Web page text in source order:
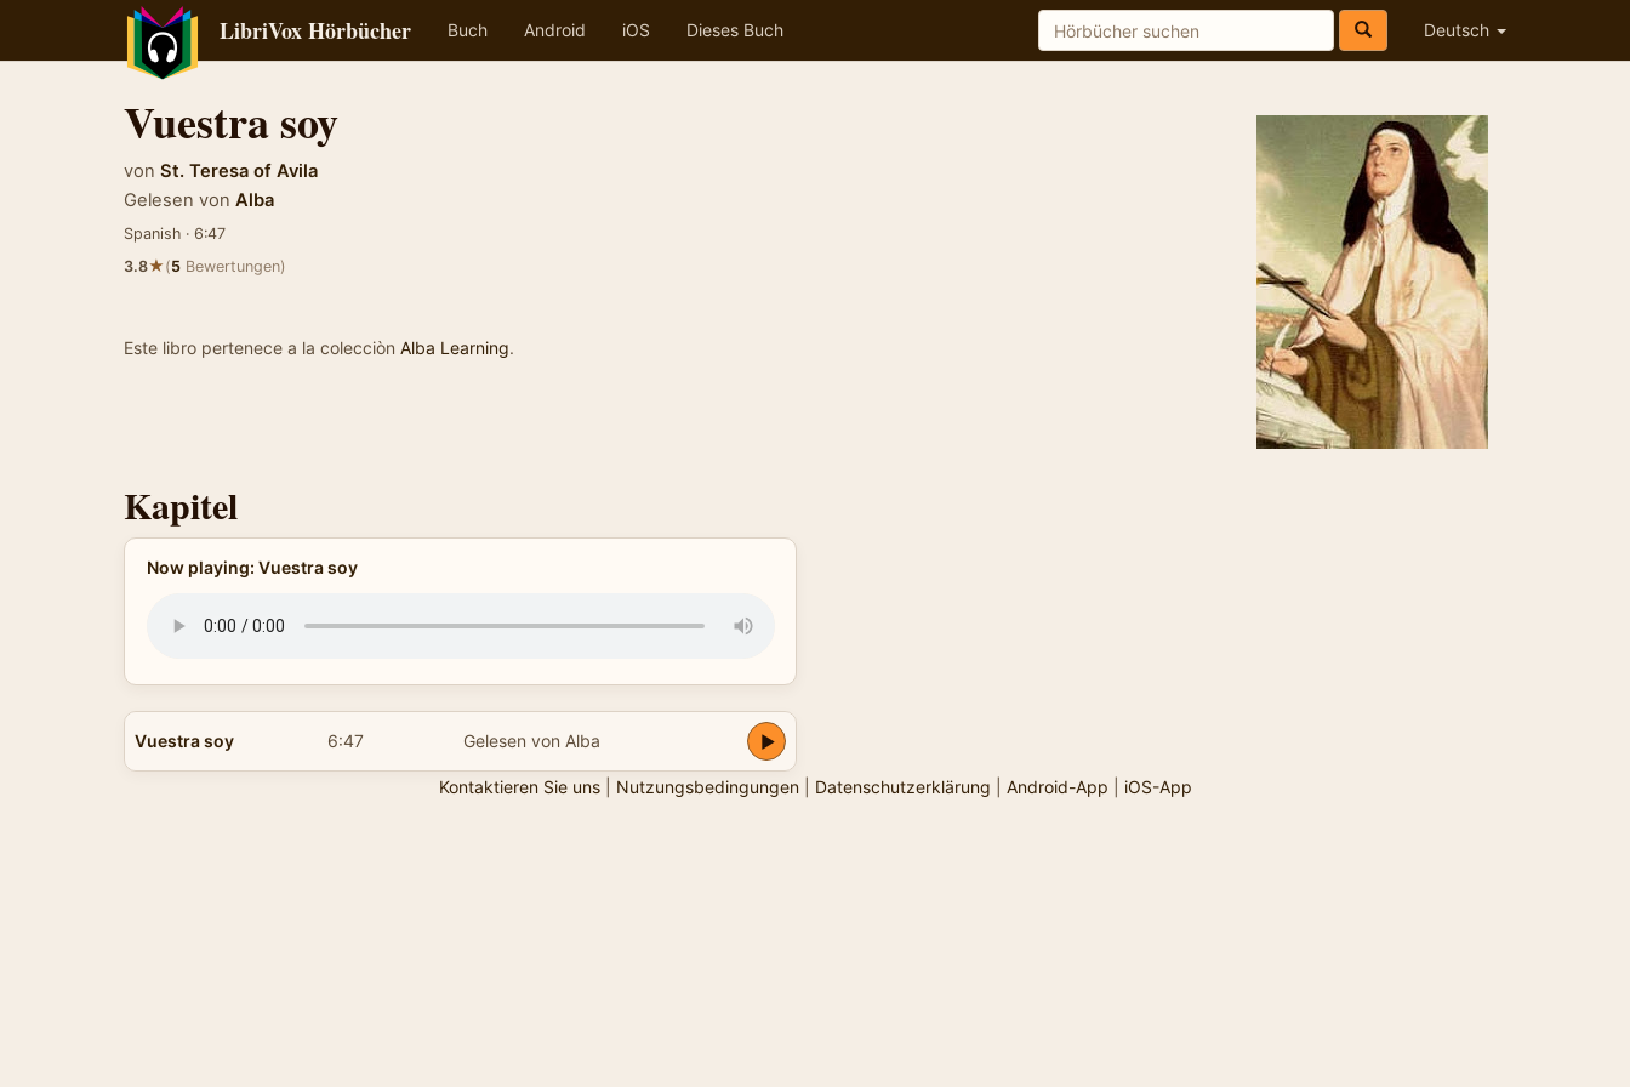
LibriVox Hörbücher Buch Android iOS Dieses Buch Deutsch
Vuestra soy
von St. Teresa of Avila
Gelesen von Alba
Spanish · 6:47
3.8★(5 Bewertungen)
Este libro pertenece a la colecciòn Alba Learning.
Kapitel
Now playing: Vuestra soy
Vuestra soy 6:47 Gelesen von Alba
Kontaktieren Sie uns| Nutzungsbedingungen| Datenschutzerklärung Android-App iOS-App